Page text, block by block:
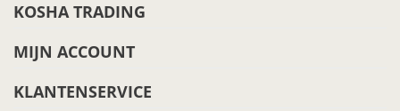
KOSHA TRADING
MIJN ACCOUNT
KLANTENSERVICE